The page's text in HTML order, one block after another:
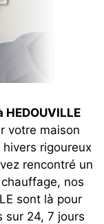
votre maison
rigoureux
rencontré un
nos
sont là pour
sur 24, 7 jours